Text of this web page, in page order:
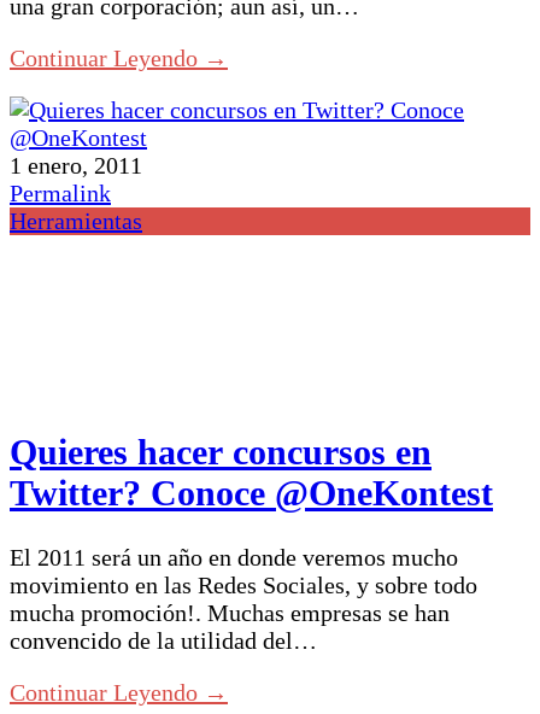
una gran corporación; aun así, un…
Continuar Leyendo →
1 enero, 2011
Permalink
Herramientas
Quieres hacer concursos en
Twitter? Conoce @OneKontest
El 2011 será un año en donde veremos mucho
movimiento en las Redes Sociales, y sobre todo
mucha promoción!. Muchas empresas se han
convencido de la utilidad del…
Continuar Leyendo →